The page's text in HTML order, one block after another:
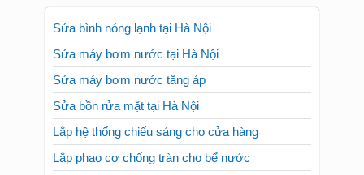
Sửa bình nóng lạnh tại Hà Nội
Sửa máy bơm nước tại Hà Nội
Sửa máy bơm nước tăng áp
Sửa bồn rửa mặt tại Hà Nội
Lắp hệ thống chiếu sáng cho cửa hàng
Lắp phao cơ chống tràn cho bể nước